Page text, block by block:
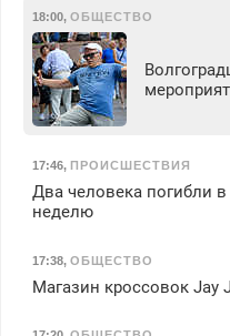
18:00, ОБЩЕСТВО
17:46, ПРОИСШЕСТВИЯ
Два человека погибли
неделю
17:38, ОБЩЕСТВО
Магазин кроссовок Jay